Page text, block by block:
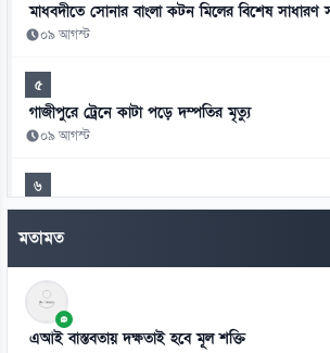
মাধবদীতে সোনার বাংলা কটন মিলের বিশেষ সাধারণ
০৯ আগস্ট
৫
গাজীপুরে ট্রেনে কাটা পড়ে দম্পতির মৃত্যু
০৯ আগস্ট
৬
রোমে বিমানের ফ্লাইট বিপর্যয়, টার্মিনালে ২৮ ঘণ্টা
০৯ আগস্ট
৭
প্রধানমন্ত্রী চট্টগ্রাম সফরে যাচ্ছেন আজ, প্রস্তুত সাত ভেন্যু
০৯ আগস্ট
মতামত
এআই বাস্তবতায় দক্ষতাই হবে মূল শক্তি